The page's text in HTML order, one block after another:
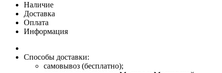
Наличие
Доставка
Оплата
Информация
Способы доставки:
самовывоз (бесплатно);